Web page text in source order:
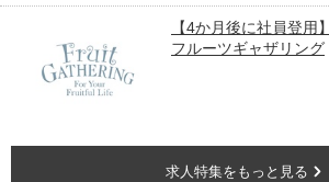
【4か月後に社員登
フルーツギャザリング
求人特集をもっと見る